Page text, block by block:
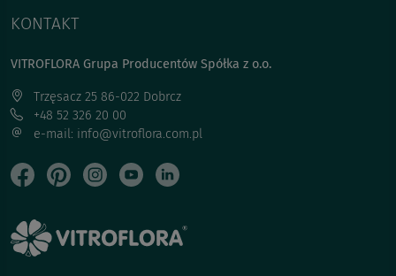
KONTAKT
VITROFLORA Grupa Producentów Spółka z o.o.
Trzęsacz 25 86-022 Dobrcz
+48 52 326 20 00
e-mail: info@vitroflora.com.pl